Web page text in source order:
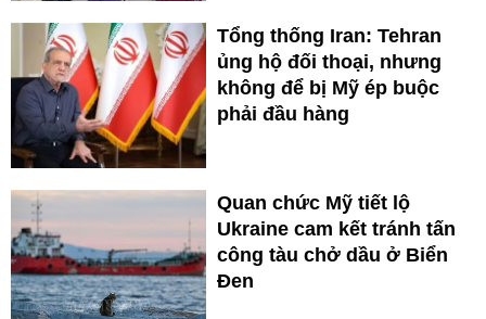
Tổng thống Iran: Tehran
ủng hộ đối thoại, nhưng
không để bị Mỹ ép buộc
phải đầu hàng
Quan chức Mỹ tiết lộ
Ukraine cam kết tránh tấn
công tàu chở dầu ở Biển
Đen